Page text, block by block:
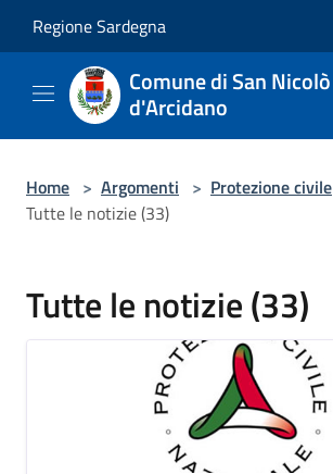
Regione Sardegna
Comune di San Nicolò
d'Arcidano
Home > Argomenti > Protezione civile
Tutte le notizie (33)
Tutte le notizie (33)